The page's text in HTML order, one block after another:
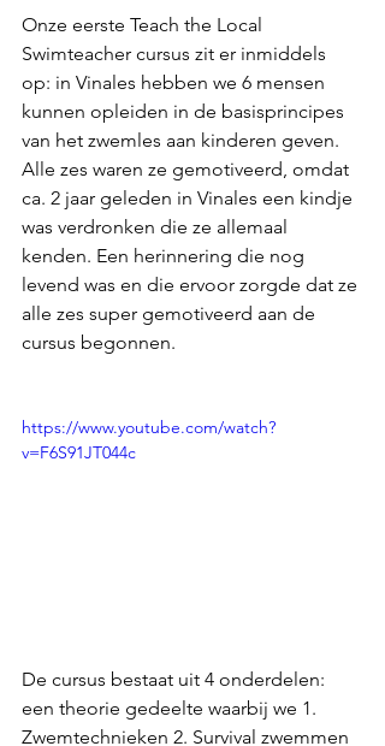
Onze eerste Teach the Local
Swimteacher cursus zit er inmiddels
op: in Vinales hebben we 6 mensen
kunnen opleiden in de basisprincipes
van het zwemles aan kinderen geven.
Alle zes waren ze gemotiveerd, omdat
ca. 2 jaar geleden in Vinales een kindje
was verdronken die ze allemaal
kenden. Een herinnering die nog
levend was en die ervoor zorgde dat ze
alle zes super gemotiveerd aan de
cursus begonnen.
https://www.youtube.com/watch?
v=F6S91JT044c
De cursus bestaat uit 4 onderdelen:
een theorie gedeelte waarbij we 1.
Zwemtechnieken 2. Survival zwemmen